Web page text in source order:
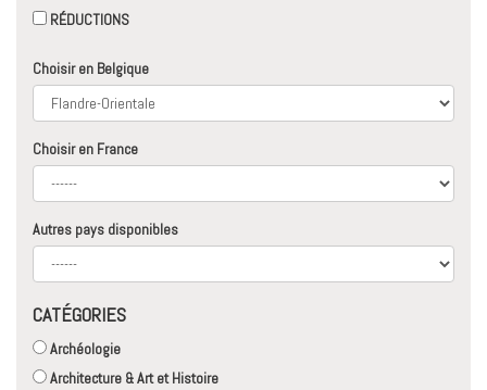
RÉDUCTIONS
Choisir en Belgique
Choisir en France
Autres pays disponibles
CATÉGORIES
Archéologie
Architecture & Art et Histoire